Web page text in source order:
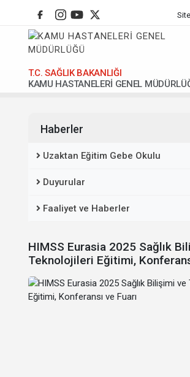
T.C. SAĞLIK BAKANLIĞI
KAMU HASTANELERİ GENEL
Anasafya
Haberler
Uzaktan Eğitim Gebe Okulu
Duyurular
Faaliyet ve Haberler
HIMSS Eurasia 2025 Sağlık
Teknolojileri Eğitimi,